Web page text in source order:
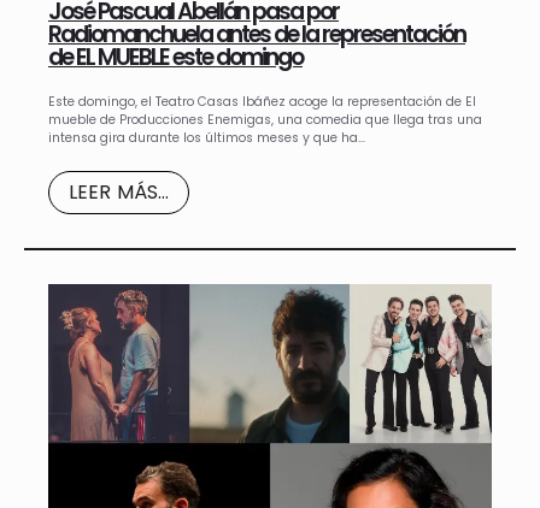
José Pascual Abellán pasa por
Radiomanchuela antes de la representación
de EL MUEBLE este domingo
Este domingo, el Teatro Casas Ibáñez acoge la representación de El
mueble de Producciones Enemigas, una comedia que llega tras una
intensa gira durante los últimos meses y que ha…
LEER MÁS...